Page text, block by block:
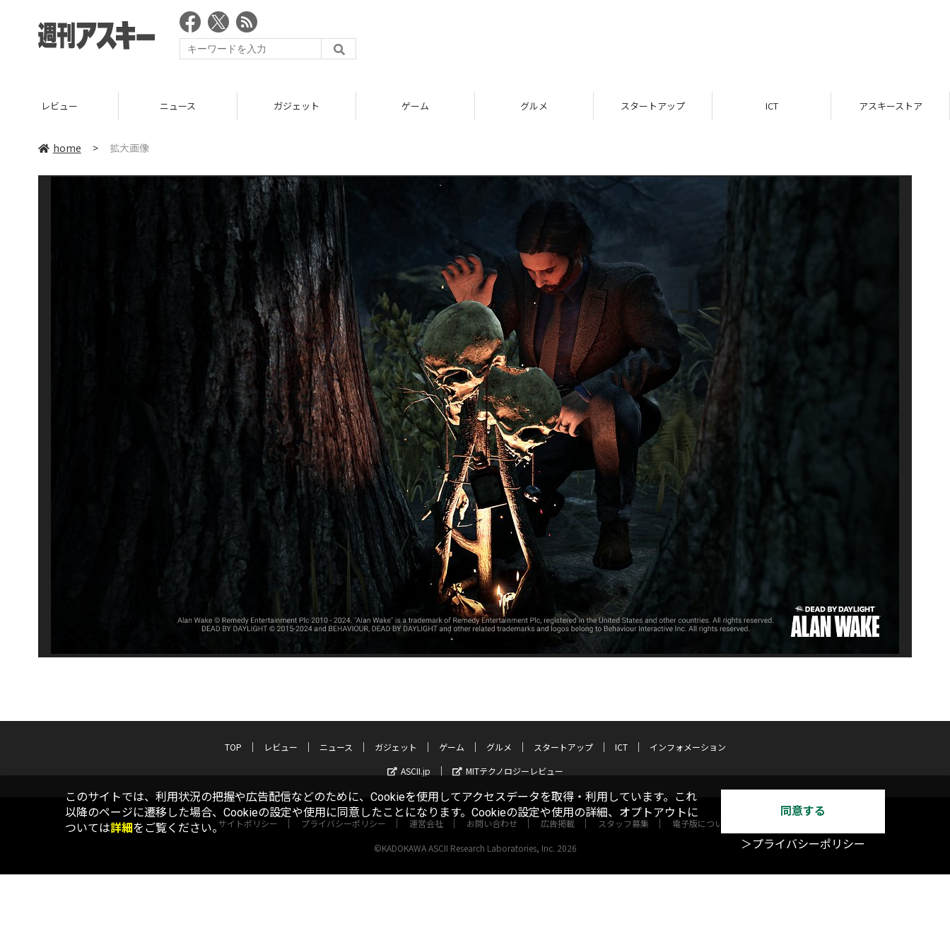
レビュー ニュース ガジェット ゲーム グルメ スタートアップ ICT アスキーストア
home > 拡大画像
TOP レビュー ニュース ガジェット ゲーム グルメ スタートアップ ICT
インフォメーション
ASCII.jp
MITテクノロジーレビュー
サイトポリシー プライバシーポリシー 運営会社 お問い合わせ 広告掲載 スタッフ募集 電子版について
©KADOKAWA ASCII Research Laboratories, Inc. 2026
このサイトでは、利用状況の把握や広告配信などのために、Cookieを使用してアクセスデータを取得・利用しています。これ
以降のページに遷移した場合、Cookieの設定や使用に同意したことになります。Cookieの設定や使用の詳細、オプトアウトに
ついては詳細をご覧ください。
同意する
＞プライバシーポリシー